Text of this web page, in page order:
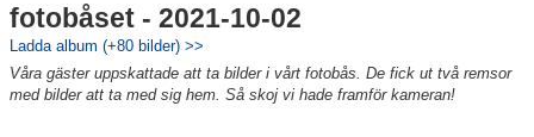
fotobåset - 2021-10-02
Ladda album (+80 bilder) >>
Våra gäster uppskattade att ta bilder i vårt fotobås. De fick ut två remsor
med bilder att ta med sig hem. Så skoj vi hade framför kameran!